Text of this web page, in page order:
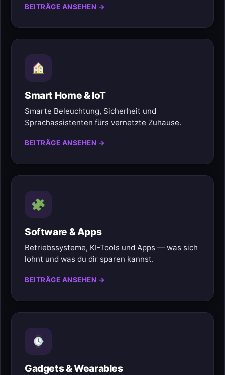
BEITRÄGE ANSEHEN →
Smart Home & IoT
Smarte Beleuchtung, Sicherheit und
Sprachassistenten fürs vernetzte Zuhause.
BEITRÄGE ANSEHEN →
Software & Apps
Betriebssysteme, KI-Tools und Apps — was sich
lohnt und was du dir sparen kannst.
BEITRÄGE ANSEHEN →
Gadgets & Wearables